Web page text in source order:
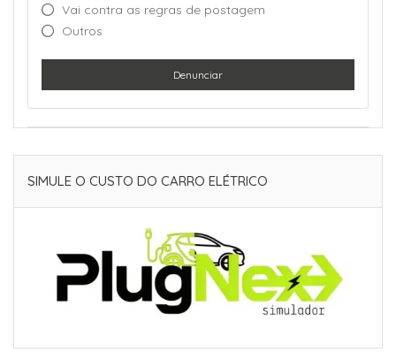
Vai contra as regras de postagem
Outros
Denunciar
SIMULE O CUSTO DO CARRO ELÉTRICO